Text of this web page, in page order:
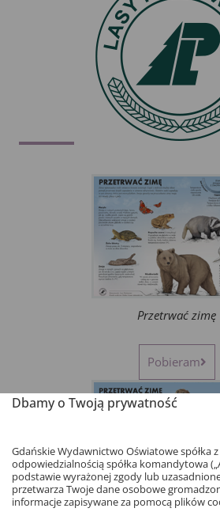
Przetrwać zimę
Pobieram
Dbamy o Twoją prywatność
Gdańskie Wydawnictwo Oświatowe spółka
odpowiedzialnością spółka komandytowa
podstawie wyrażonej zgody lub
przetwarza Twoje dane osobowe
informacje zapisywane za pomocą plików